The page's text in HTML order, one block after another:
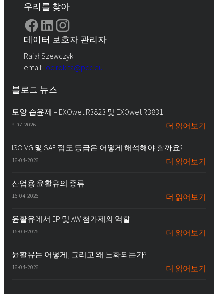
우리를 찾아
데이터 보호자 관리자
Rafał Szewczyk
email: iod.rokita@pcc.eu
블로그 뉴스
토양 습윤제 – EXOwet R3823 및 EXOwet R3831
9-07-2026 더 읽어보기
ISO VG 및 SAE 점도 등급은 어떻게 해석해야 할까요?
16-04-2026 더 읽어보기
산업용 윤활유의 종류
16-04-2026 더 읽어보기
윤활유에서 EP 및 AW 첨가제의 역할
16-04-2026 더 읽어보기
윤활유는 어떻게, 그리고 왜 노화되는가?
16-04-2026 더 읽어보기